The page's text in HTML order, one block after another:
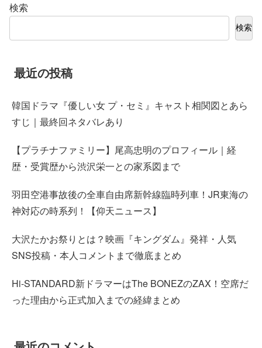
検索
検索
最近の投稿
韓国ドラマ『優しい女 プ・セミ』キャスト相関図とあら
すじ｜最終回ネタバレあり
【プラチナファミリー】尾高忠明のプロフィール｜経
歴・受賞歴から渋沢栄一との家系図まで
羽田空港事故後の全車自由席新幹線臨時列車！JR東海の
神対応の時系列！【仰天ニュース】
大沢たかお祭りとは？映画『キングダム』発祥・人気
SNS投稿・本人コメントまで徹底まとめ
Hi-STANDARD新ドラマーはThe BONEZのZAX！空席だ
った理由から正式加入までの経緯まとめ